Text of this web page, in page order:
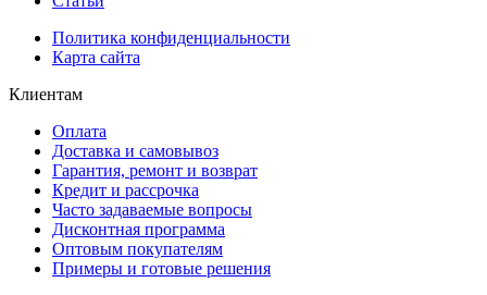
Политика конфиденциальности
Карта сайта
Клиентам
Оплата
Доставка и самовывоз
Гарантия, ремонт и возврат
Кредит и рассрочка
Часто задаваемые вопросы
Дисконтная программа
Оптовым покупателям
Примеры и готовые решения